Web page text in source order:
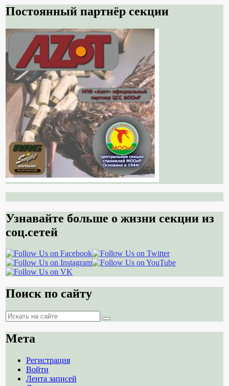
Постоянный партнёр секции
Узнавайте больше о жизни секции из
соц.сетей
Поиск по сайту
Поиск
Поиск
Мета
Регистрация
Войти
Лента записей